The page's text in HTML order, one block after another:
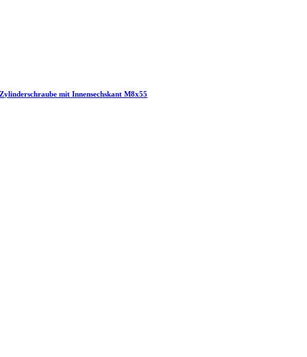
Zylinderschraube mit Innensechskant M8x55